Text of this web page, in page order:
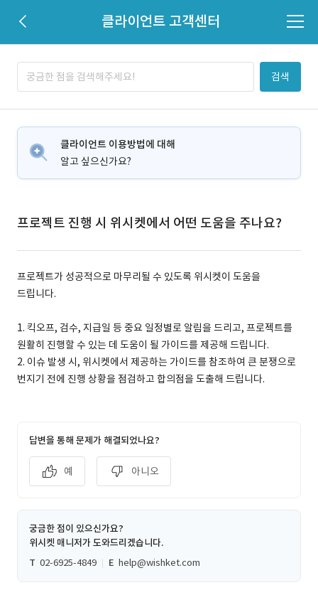
클라이언트 고객센터
검색
클라이언트 이용방법에 대해
알고 싶으신가요?
프로젝트 진행 시 위시켓에서 어떤 도움을 주나요?
프로젝트가 성공적으로 마무리될 수 있도록 위시켓이 도움을
드립니다.
1. 킥오프, 검수, 지급일 등 중요 일정별로 알림을 드리고, 프로젝트를
원활히 진행할 수 있는 데 도움이 될 가이드를 제공해 드립니다.
2. 이슈 발생 시, 위시켓에서 제공하는 가이드를 참조하여 큰 분쟁으로
번지기 전에 진행 상황을 점검하고 합의점을 도출해 드립니다.
답변을 통해 문제가 해결되었나요?
예 아니오
궁금한 점이 있으신가요?
위시켓 매니저가 도와드리겠습니다.
T 02-6925-4849 E help@wishket.com